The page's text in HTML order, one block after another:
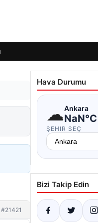
#21421
Hava Durumu
☁Ankara
NaN°C
ŞEHIR SEÇ
Bizi Takip Edin